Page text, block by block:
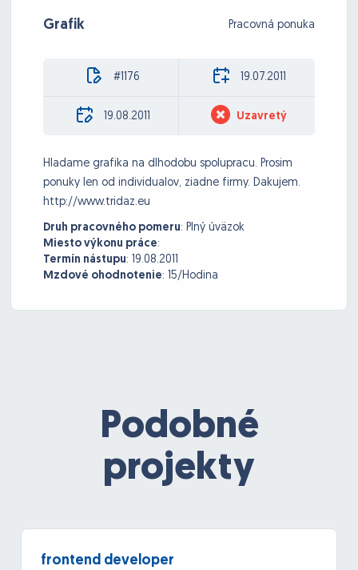
Grafik Pracovná ponuka
#1176 19.07.2011
19.08.2011 Uzavretý
Hladame grafika na dlhodobu spolupracu. Prosim
ponuky len od individualov, ziadne firmy. Dakujem.
http://www.tridaz.eu
Druh pracovného pomeru: Plný úväzok
Miesto výkonu práce:
Termín nástupu: 19.08.2011
Mzdové ohodnotenie: 15/Hodina
Podobné
projekty
frontend developer